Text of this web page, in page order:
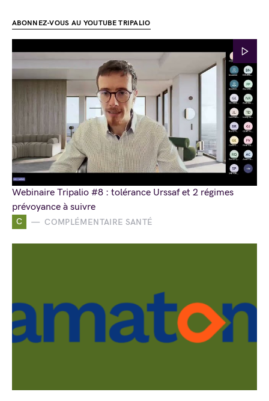
C COMPLÉMENTAIRE SANTÉ
ABONNEZ-VOUS AU YOUTUBE TRIPALIO
Webinaire Tripalio #8 : tolérance Urssaf et 2 régimes
prévoyance à suivre